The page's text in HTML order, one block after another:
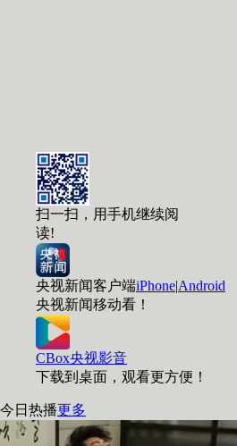
扫一扫，用手机继续阅
读!
央视新闻客户端iPhone|Android
央视新闻移动看！
CBox央视影音
下载到桌面，观看更方便！
今日热播更多